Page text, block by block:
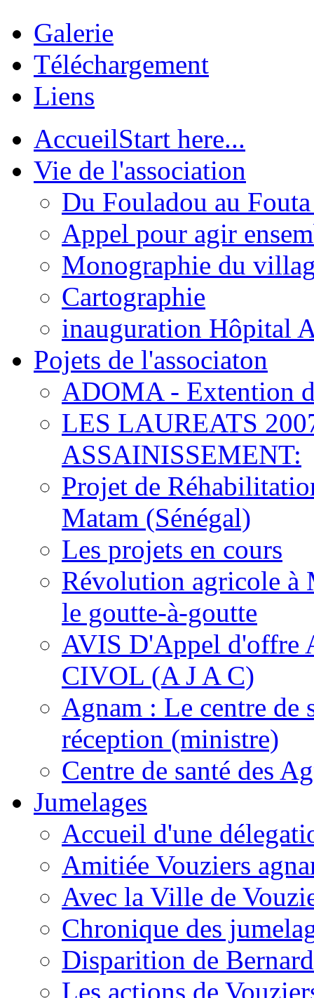
Galerie
Téléchargement
Liens
AccueilStart here...
Vie de l'association
Du Fouladou au
Appel pour agir
Monographie du
Cartographie
inauguration Hôpital
Pojets de l'associaton
ADOMA - Extention
LES LAUREATS
ASSAINISSEMENT:
Projet de
Matam (Sénégal)
Les projets en cours
Révolution agricole à
le goutte-à-goutte
AVIS D'Appel d'offre
CIVOL (A J A C)
Agnam : Le centre de
réception (ministre)
Centre de santé des
Jumelages
Accueil d'une
Amitiée Vouziers
Avec la Ville de
Chronique des
Disparition de
Les actions de